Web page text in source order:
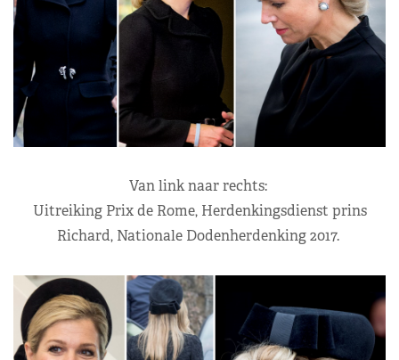
Van link naar rechts:
Uitreiking Prix de Rome, Herdenkingsdienst prins
Richard, Nationale Dodenherdenking 2017.